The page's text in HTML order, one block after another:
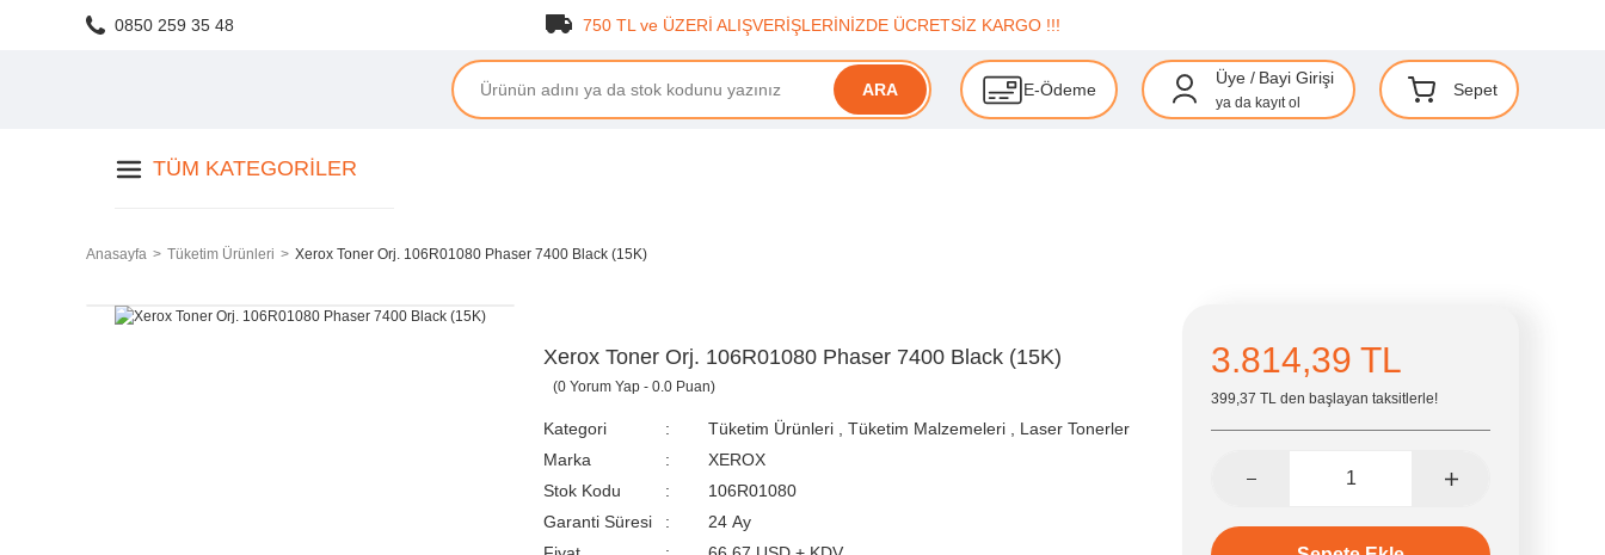
0850 259 35 48 750 TL ve ÜZERİ ALIŞVERİŞLERİNİZDE ÜCRETSİZ KARGO !!!
ARA E-Ödeme
Üye / Bayi Girişi
ya da kayıt ol
Sepet
TÜM KATEGORILER
Anasayfa Tüketim Ürünleri Xerox Toner Orj. 106R01080 Phaser 7400 Black (15K)
Xerox Toner Orj. 106R01080 Phaser 7400 Black (15K)
(0 Yorum Yap - 0.0 Puan)
Kategori Tüketim Ürünleri Tüketim Malzemeleri
Laser Tonerler
Marka
XEROX
Stok Kodu
106R01080
Garanti Süresi
24 Ay
3.814,39 TL
399,37 TL den başlayan taksitlerle!